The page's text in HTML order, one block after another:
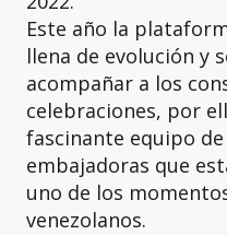
Este año la
llena de evolución y
acompañar a los
celebraciones, por
fascinante equipo
embajadoras que
uno de los
venezolanos.